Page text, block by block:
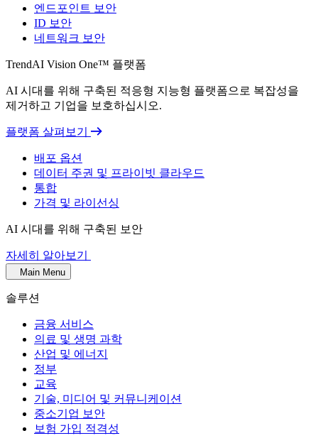
엔드포인트 보안
ID 보안
네트워크 보안
TrendAI Vision One™ 플랫폼
AI 시대를 위해 구축된 적응형 지능형 플랫폼으로 복잡성을
제거하고 기업을 보호하십시오.
플랫폼 살펴보기
배포 옵션
데이터 주권 및 프라이빗 클라우드
통합
가격 및 라이선싱
AI 시대를 위해 구축된 보안
자세히 알아보기
Main Menu
솔루션
금융 서비스
의료 및 생명 과학
산업 및 에너지
정부
교육
기술, 미디어 및 커뮤니케이션
중소기업 보안
보험 가입 적격성